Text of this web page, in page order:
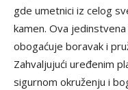
gde umetnici iz celog
kamen. Ova
obogaćuje boravak i
Zahvaljujući uređenim
sigurnom okruženju i